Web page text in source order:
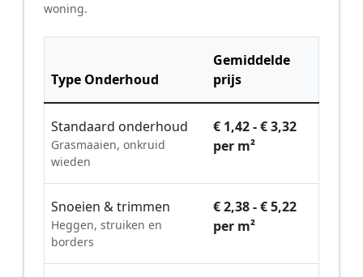
woning.
Type Onderhoud
Gemiddelde
prijs
Standaard onderhoud
Grasmaaien, onkruid
wieden
€ 1,42 - € 3,32
per m²
Snoeien & trimmen
Heggen, struiken en
borders
€ 2,38 - € 5,22
per m²